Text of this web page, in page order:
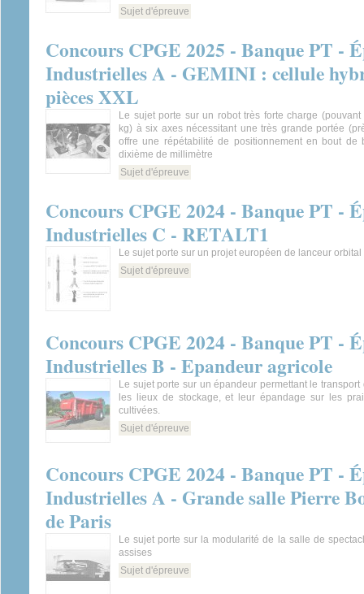
Sujet d'épreuve
Concours CPGE 2025 - Banque PT -
Industrielles A - GEMINI : cellule
pièces XXL
Le sujet porte sur un robot très forte charge (pouvant
kg) à six axes nécessitant une très grande portée
offre une répétabilité de positionnement en bout de
dixième de millimètre
Sujet d'épreuve
Concours CPGE 2024 - Banque PT -
Industrielles C - RETALT1
Le sujet porte sur un projet européen de lanceur
Sujet d'épreuve
Concours CPGE 2024 - Banque PT -
Industrielles B - Epandeur agricole
Le sujet porte sur un épandeur permettant le
les lieux de stockage, et leur épandage sur les
cultivées.
Sujet d'épreuve
Concours CPGE 2024 - Banque PT -
Industrielles A - Grande salle Pierre
de Paris
Le sujet porte sur la modularité de la salle de
assises
Sujet d'épreuve